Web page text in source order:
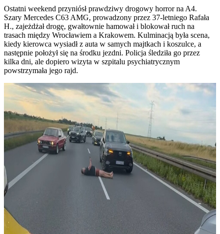
Ostatni weekend przyniósł prawdziwy drogowy horror na A4.
Szary Mercedes C63 AMG, prowadzony przez 37-letniego Rafała
H., zajeżdżał drogę, gwałtownie hamował i blokował ruch na
trasach między Wrocławiem a Krakowem. Kulminacją była scena,
kiedy kierowca wysiadł z auta w samych majtkach i koszulce, a
następnie położył się na środku jezdni. Policja śledziła go przez
kilka dni, ale dopiero wizyta w szpitalu psychiatrycznym
powstrzymała jego rajd.